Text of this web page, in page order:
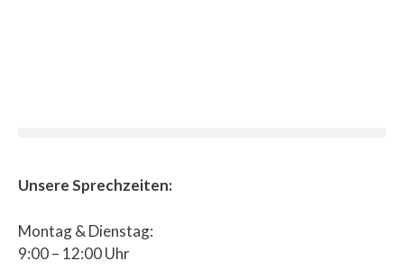
Unsere Sprechzeiten:
Montag & Dienstag:
9:00 – 12:00 Uhr